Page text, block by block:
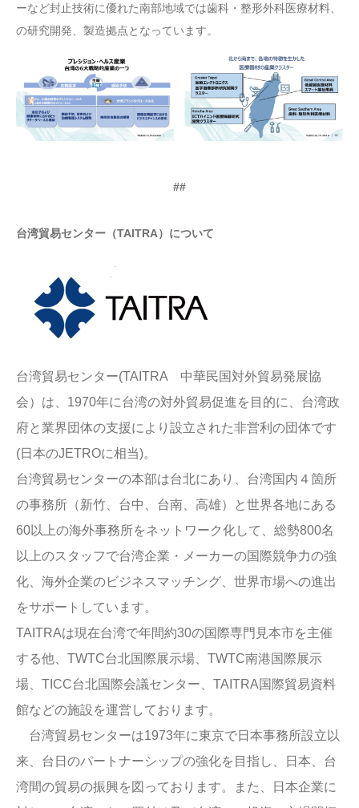
ーなど封止技術に優れた南部地域では歯科・整形外科医療材料、
の研究開発、製造拠点となっています。
##
台湾貿易センター（TAITRA）について
台湾貿易センター(TAITRA 中華民国対外貿易発展協
会）は、1970年に台湾の対外貿易促進を目的に、台湾政
府と業界団体の支援により設立された非営利の団体です
(日本のJETROに相当)。
台湾貿易センターの本部は台北にあり、台湾国内４箇所
の事務所（新竹、台中、台南、高雄）と世界各地にある
60以上の海外事務所をネットワーク化して、総勢800名
以上のスタッフで台湾企業・メーカーの国際競争力の強
化、海外企業のビジネスマッチング、世界市場への進出
をサポートしています。
TAITRAは現在台湾で年間約30の国際専門見本市を主催
する他、TWTC台北国際展示場、TWTC南港国際展示
場、TICC台北国際会議センター、TAITRA国際貿易資料
館などの施設を運営しております。
台湾貿易センターは1973年に東京で日本事務所設立以
来、台日のパートナーシップの強化を目指し、日本、台
湾間の貿易の振興を図っております。また、日本企業に